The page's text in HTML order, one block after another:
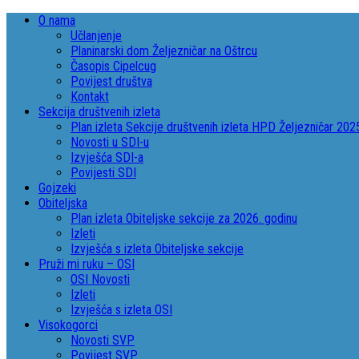
O nama
Učlanjenje
Planinarski dom Željezničar na Oštrcu
Časopis Cipelcug
Povijest društva
Kontakt
Sekcija društvenih izleta
Plan izleta Sekcije društvenih izleta HPD Željezničar
Novosti u SDI-u
Izvješća SDI-a
Povijesti SDI
Gojzeki
Obiteljska
Plan izleta Obiteljske sekcije za 2026. godinu
Izleti
Izvješća s izleta Obiteljske sekcije
Pruži mi ruku – OSI
OSI Novosti
Izleti
Izvješća s izleta OSI
Visokogorci
Novosti SVP
Povijest SVP